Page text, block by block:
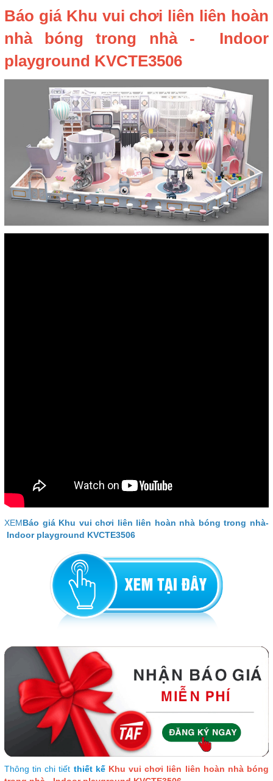
Báo giá Khu vui chơi liên liên hoàn
nhà bóng trong nhà - Indoor
playground KVCTE3506
XEMBáo giá Khu vui chơi liên liên hoàn nhà bóng trong nhà-
Indoor playground KVCTE3506
Thông tin chi tiết thiết kế Khu vui chơi liên liên hoàn nhà bóng